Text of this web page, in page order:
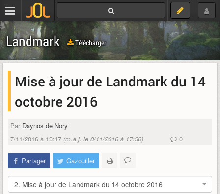
Landmark Télécharger
Mise à jour de Landmark du 14
octobre 2016
Par Daynos de Nory
7/11/2016 à 13:47 (m.à.j. le 8/11/2016 à 17:30) 0
Partager Gazouiller
2. Mise à jour de Landmark du 14 octobre 2016